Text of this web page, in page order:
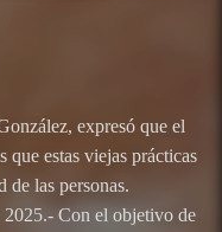
expresó que el
estas viejas prácticas
de las personas.
Con el objetivo de